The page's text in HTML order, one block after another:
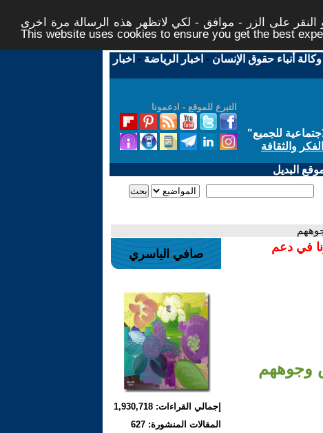
على الزر - موافق - لكي لاتظهر هذه الرسالة مرة اخرى -
This website uses cookies to ensure you get the best
وكالة أنباء حقوق الإنسان - اخبار الرياضة - اخبار
التبرع للموقع - ادعمونا
للجميع"
والثقافة
البديل
في دعم
وجوههم
صافي الياسري
إجمالي القراءات: 1,930,718
المقالات المنشورة: 627